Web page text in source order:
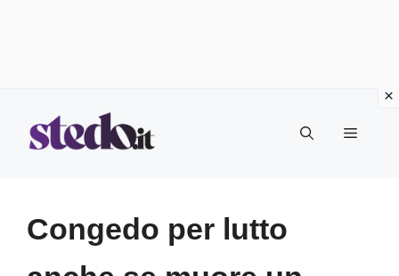
Menu
Congedo per lutto